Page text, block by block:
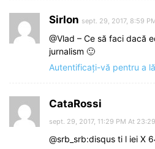
SirIon sept. 29, 2017, 8:59
@Vlad – Ce să faci dacă
jurnalism 🙂
Autentificați-vă pentru a
CataRossi
sept. 29, 2017, 11:29 PM At 23:29
@srb_srb:disqus ti l iei X